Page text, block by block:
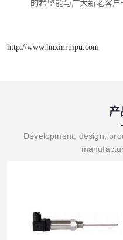
的希望能与广大新老客户
http://www.hnxinruipu.com
产
Development, design,